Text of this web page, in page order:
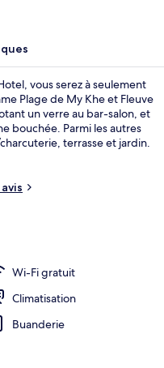
vous serez à seulement
Plage de My Khe et Fleuve
un verre au bar-salon, et
bouchée. Parmi les autres
terrasse et jardin.
Wi-Fi gratuit
Climatisation
Buanderie